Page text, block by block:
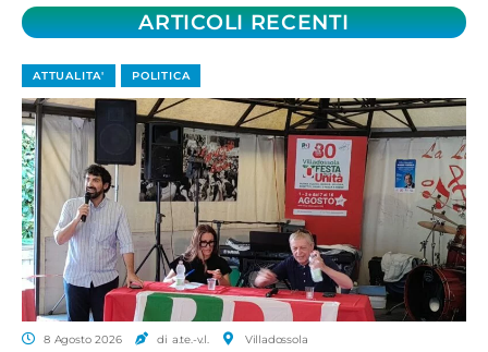
ARTICOLI RECENTI
ATTUALITA' POLITICA
8 Agosto 2026 di a.te.-v.l. Villadossola